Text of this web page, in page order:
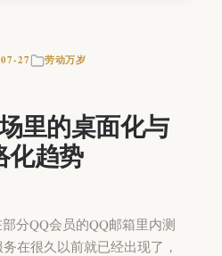
27 劳动万岁
里的桌面化与
化趋势
分QQ会员的QQ邮箱里内测
在很久以前就已经出现了，